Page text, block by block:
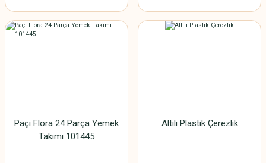
Paçi Flora 24 Parça Yemek
Takımı 101445
Altılı Plastik Çerezlik